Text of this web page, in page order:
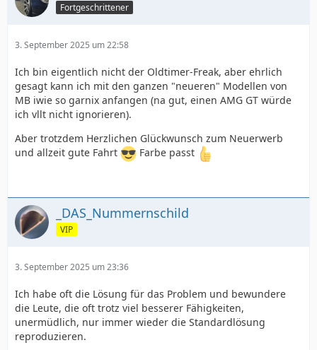
Fortgeschrittener
3. September 2025 um 22:58
Ich bin eigentlich nicht der Oldtimer-Freak, aber ehrlich
gesagt kann ich mit den ganzen "neueren" Modellen von
MB iwie so garnix anfangen (na gut, einen AMG GT würde
ich vllt nicht ignorieren).
Aber trotzdem Herzlichen Glückwunsch zum Neuerwerb
und allzeit gute Fahrt
Farbe passt
_DAS_Nummernschild
VIP
3. September 2025 um 23:36
Ich habe oft die Lösung für das Problem und bewundere
die Leute, die oft trotz viel besserer Fähigkeiten,
unermüdlich, nur immer wieder die Standardlösung
reproduzieren.